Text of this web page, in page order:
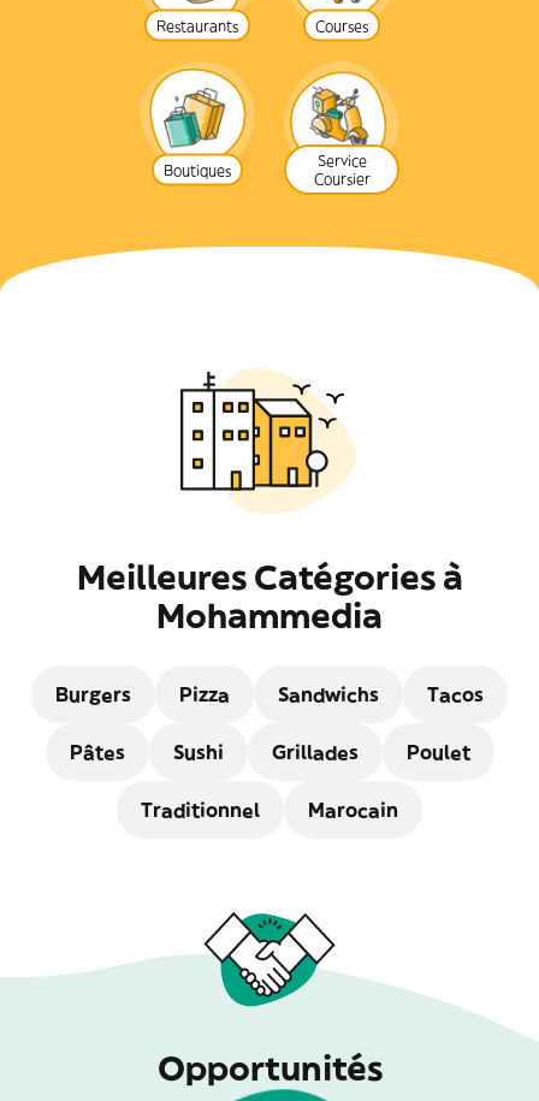
Restaurants Courses
Boutiques
Service
Coursier
Meilleures Catégories à
Mohammedia
Burgers Pizza Sandwichs Tacos
Pâtes Sushi Grillades Poulet
Traditionnel Marocain
Opportunités